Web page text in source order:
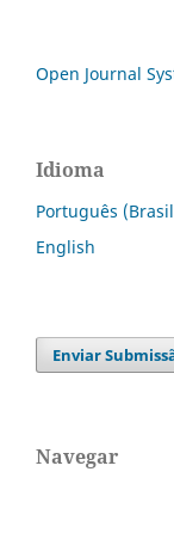
Open Journal
Idioma
Português
English
Enviar
Navegar